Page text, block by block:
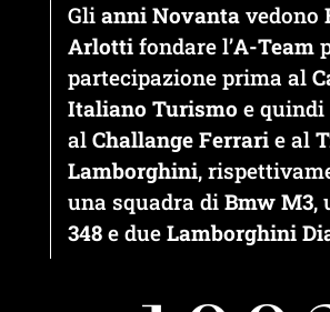
Gli anni Novantavedono
Arlottifondare l’A-Team
partecipazione prima al
Italiano Turismo e quindi
al Challange Ferrarie al
Lamborghini,
una squadra di Bmw M3,
348e due Lamborghini